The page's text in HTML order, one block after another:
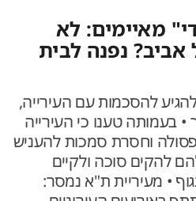
מאיימים: לא
נפנה לבית
להסכמות עם העירייה,
בעמותה טענו כי העירייה
וחסרת סמכות להעניש
להקים סוכה ולקיים
• מעיריית ת"א נמסר: